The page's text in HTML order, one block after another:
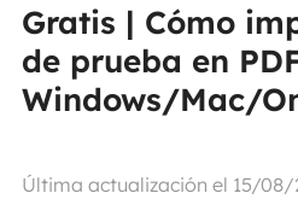
Gratis | Cómo
de prueba en
Windows/Mac/
Última actualización el 15/